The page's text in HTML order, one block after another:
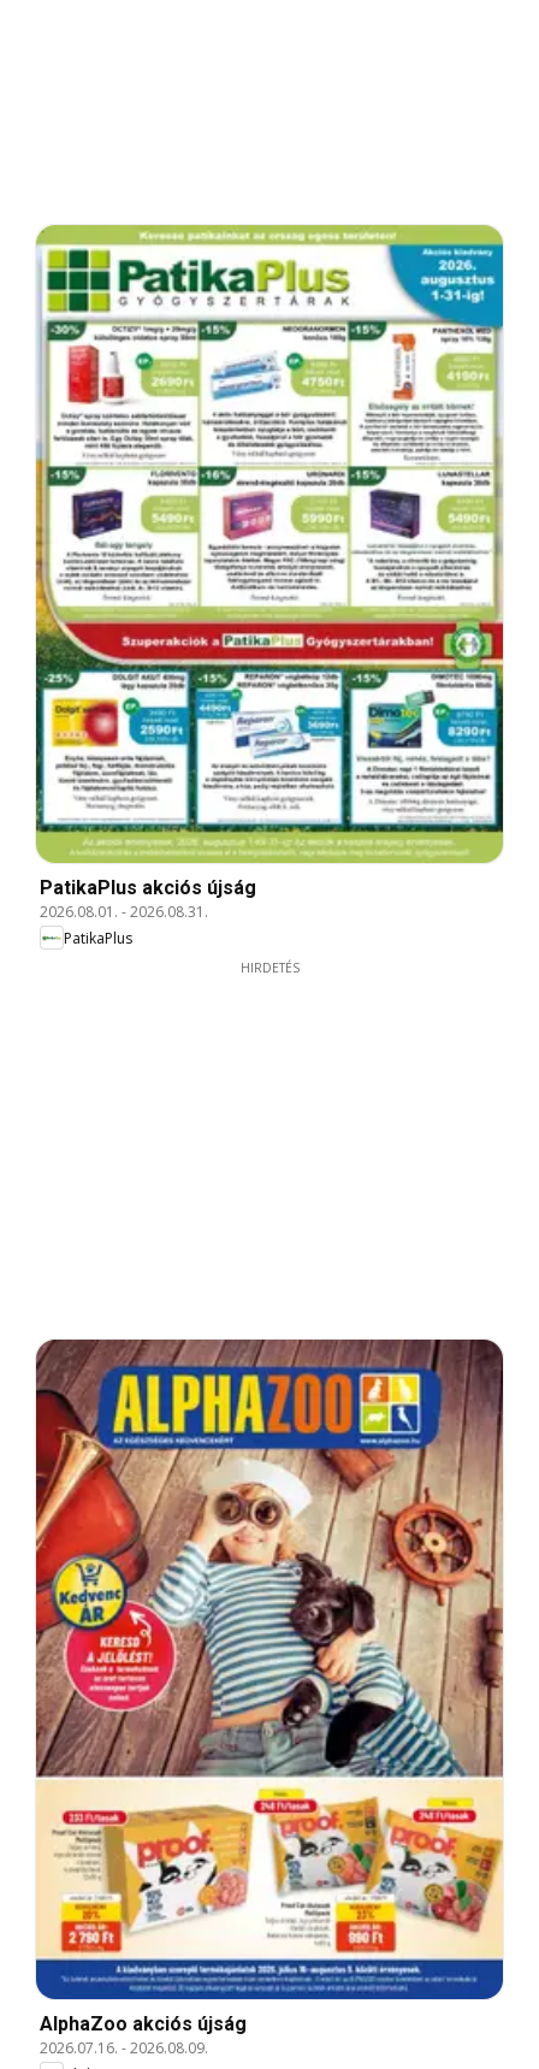
PatikaPlus akciós újság
2026.08.01. -2026.08.31.
PatikaPlus
HIRDETÉS
AlphaZoo akciós újság
2026.07.16. -2026.08.09.